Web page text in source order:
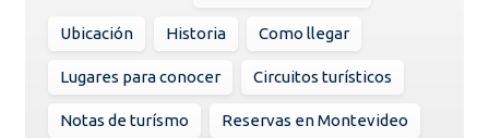
Ubicación Historia Como llegar
Lugares para conocer Circuitos turísticos
Notas de turísmo Reservas en Montevideo